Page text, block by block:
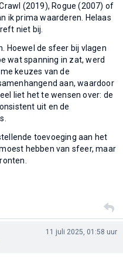
(2019), Rogue (2007) of
ik prima waarderen. Helaas
niet bij.
Hoewel de sfeer bij vlagen
wat spanning in zat, werd
keuzes van de
aan, waardoor
liet het te wensen over: de
uit en de
toevoeging aan het
hebben van sfeer, maar
11 juli 2025, 01:58 uur